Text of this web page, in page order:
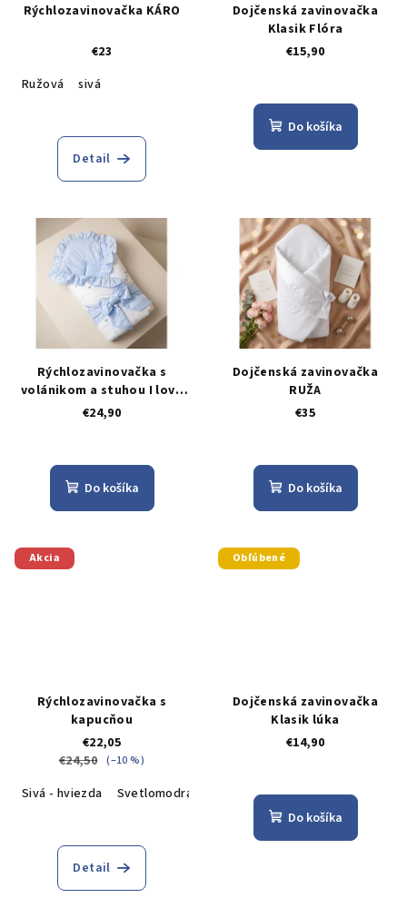
Rýchlozavinovačka KÁRO
€23
Ružová
sivá
Detail
Dojčenská zavinovačka
Klasik Flóra
€15,90
Do košíka
Rýchlozavinovačka s
volánikom a stuhou I love
you boy
€24,90
Do košíka
Dojčenská zavinovačka
RUŽA
€35
Do košíka
Akcia
Rýchlozavinovačka s
kapucňou
€22,05
€24,50 (–10 %)
Sivá - hviezda Svetlomodrá - Macík Zajko
Detail
Obľúbené
Dojčenská zavinovačka
Klasik lúka
€14,90
Do košíka